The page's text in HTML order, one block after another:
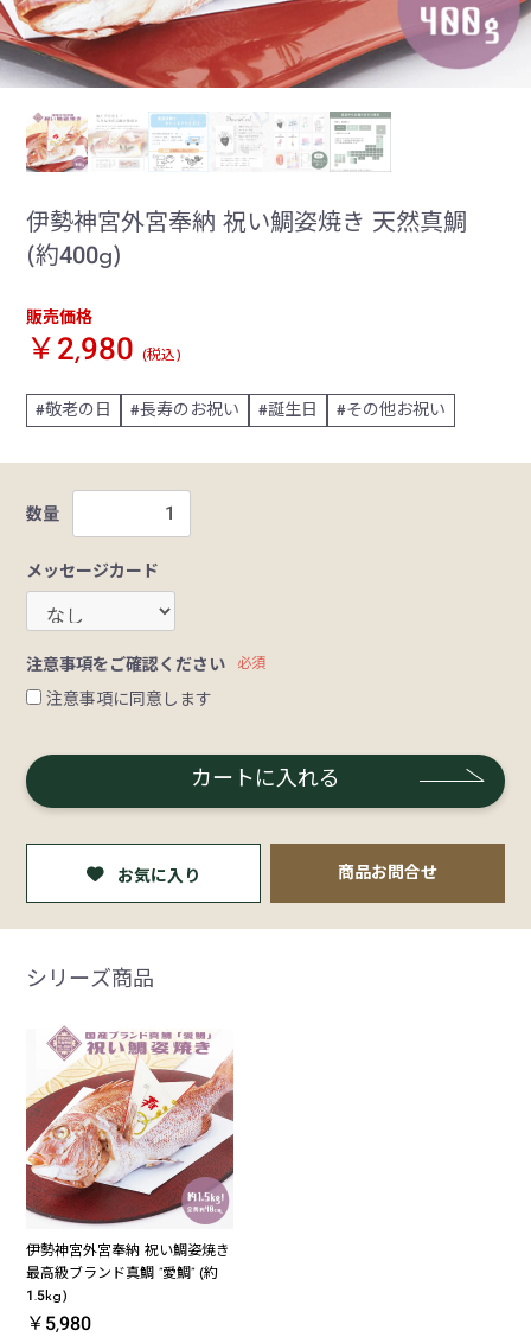
伊勢神宮外宮奉納 祝い鯛姿焼き 天然真鯛
(約400g)
販売価格
￥2,980 (税込)
敬老の日 長寿のお祝い 誕生日 その他お祝い
数量
メッセージカード
注意事項をご確認ください 必須
注意事項に同意します
カートに入れる
お気に入り 商品お問合せ
シリーズ商品
伊勢神宮外宮奉納 祝い鯛姿焼き
最高級ブランド真鯛 ”愛鯛” (約
1.5kg)
￥5,980